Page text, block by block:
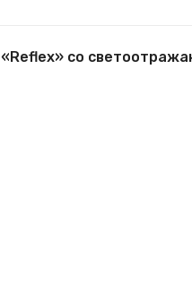
«Reflex» со